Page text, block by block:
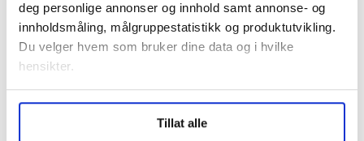
deg personlige annonser og innhold samt annonse- og
innholdsmåling, målgruppestatistikk og produktutvikling.
Du velger hvem som bruker dine data og i hvilke
hensikter.
Undermer infokan du lese om hvordan dine personlige
data behandles og hvordan du kan velge hvordan de skal
Tillat alle
Tariff Vekter Lønnsoppgjøret 2024